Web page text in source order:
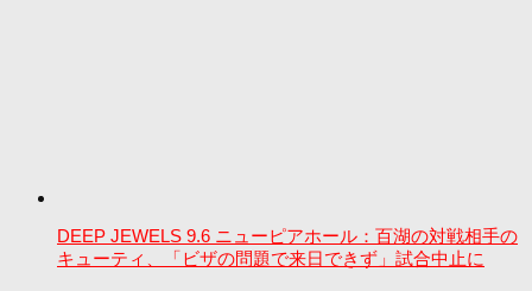
DEEP JEWELS 9.6 ニューピアホール：百湖の対戦相手の
キューティ、「ビザの問題で来日できず」試合中止に